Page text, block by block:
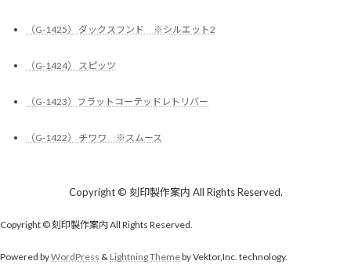
（G-1425） ダックスフンド ※シルエット2
（G-1424） スピッツ
（G-1423）フラットコーテッドレトリバー
（G-1422） チワワ ※スムース
Copyright © 刻印製作案内 All Rights Reserved.
Copyright © 刻印製作案内 All Rights Reserved.
Powered byWordPress & Lightning Themeby Vektor,Inc. technology.